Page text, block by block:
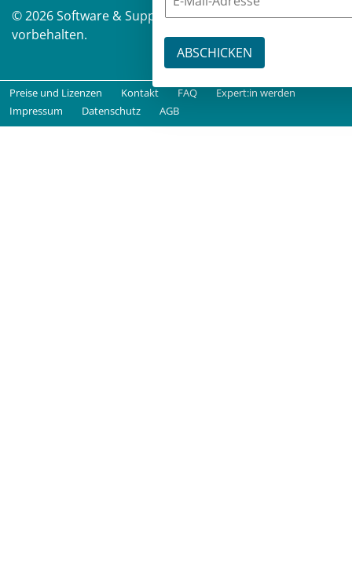
© 2026 Software & Support Media GmbH. Alle Rechte
vorbehalten.
Preise und Lizenzen Kontakt FAQ
Expert:in werden
Impressum
Datenschutz AGB